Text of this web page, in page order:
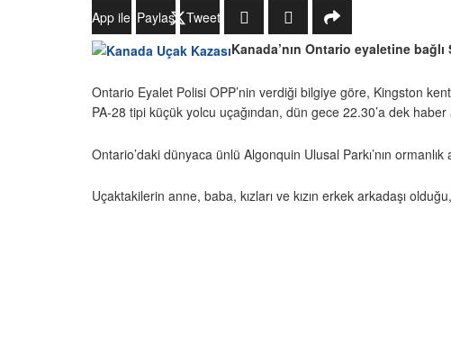
WhatsApp ile Gönder
Paylaş
Tweetle
Kanada’nın Ontario eyaletine
Ontario Eyalet Polisi OPP’nin verdiği bilgiye göre, Kingston
PA-28 tipi küçük yolcu uçağından, dün gece 22.30’a dek haber
Ontario’daki dünyaca ünlü Algonquin Ulusal Parkı’nın
Uçaktakilerin anne, baba, kızları ve kızın erkek arkadaşı